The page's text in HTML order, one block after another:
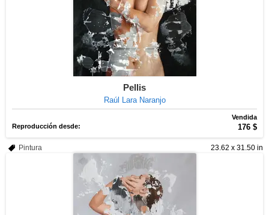
Pellis
Raúl Lara Naranjo
Vendida
Reproducción desde:
176 $
23.62 x 31.50 in
Pintura